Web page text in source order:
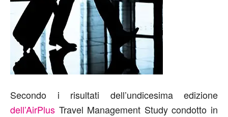
Secondo i risultati dell’undicesima edizione
dell’AirPlus Travel Management Study condotto in